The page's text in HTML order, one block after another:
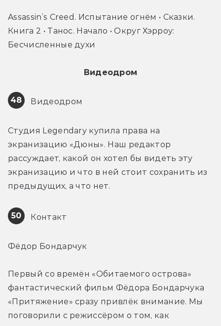
Assassin’s Creed. Испытание огнём • Сказки.
Книга 2 • Танос. Начало • Округ Хэрроу:
Бесчисленные духи
Видеодром
48 Видеодром
Студия Legendary купила права на
экранизацию «Дюны». Наш редактор
рассуждает, какой он хотел бы видеть эту
экранизацию и что в ней стоит сохранить из
предыдущих, а что нет.
50 Контакт
Фёдор Бондарчук
Первый со времён «Обитаемого острова»
фантастический фильм Фёдора Бондарчука
«Притяжение» сразу привлёк внимание. Мы
поговорили с режиссёром о том, как